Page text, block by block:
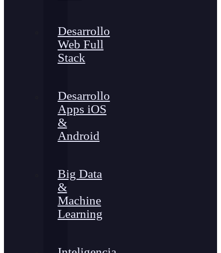
Desarrollo
Web Full
Stack
Desarrollo
Apps iOS
&
Android
Big Data
&
Machine
Learning